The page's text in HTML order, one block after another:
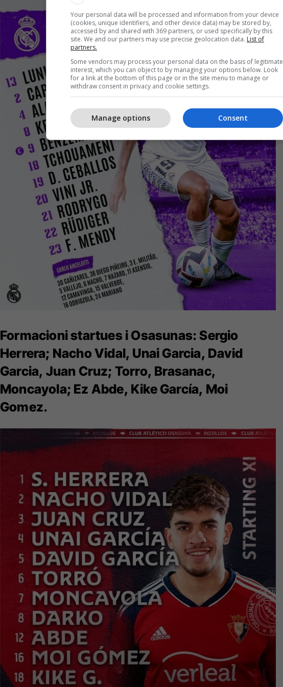
Formacioni startues i Osasunas: Sergio
Herrera; Nacho Vidal, Unai Garcia, David
Garcia, Juan Cruz; Torro, Brasanac,
Moncayola; Ez Abde, Kike García, Moi
Gomez.
Your personal data will be processed and information from your device
(cookies, unique identifiers, and other device data) may be stored by,
accessed by and shared with 369 partners, or used specifically by this
site. We and our partners may use precise geolocation data. List of
partners.
Some vendors may process your personal data on the basis of legitimate
interest, which you can object to by managing your options below. Look
for a link at the bottom of this page or in the site menu to manage or
withdraw consent in privacy and cookie settings.
Consent
Manage options